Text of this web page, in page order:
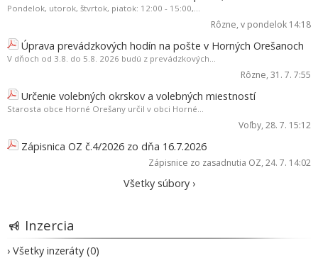
Pondelok, utorok, štvrtok, piatok: 12:00 - 15:00,...
Rôzne, v pondelok 14:18
Úprava prevádzkových hodín na pošte v Horných Orešanoch
V dňoch od 3.8. do 5.8. 2026 budú z prevádzkových...
Rôzne, 31. 7. 7:55
Určenie volebných okrskov a volebných miestností
Starosta obce Horné Orešany určil v obci Horné...
Voľby, 28. 7. 15:12
Zápisnica OZ č.4/2026 zo dňa 16.7.2026
Zápisnice zo zasadnutia OZ, 24. 7. 14:02
Všetky súbory ›
Inzercia
› Všetky inzeráty (0)